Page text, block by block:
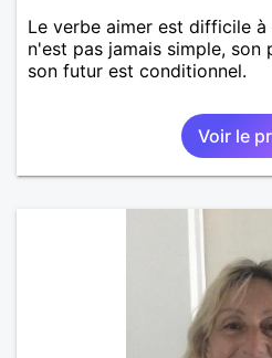
Le verbe aimer est difficile à
n'est pas jamais simple,
son futur est conditionnel.
Voir le